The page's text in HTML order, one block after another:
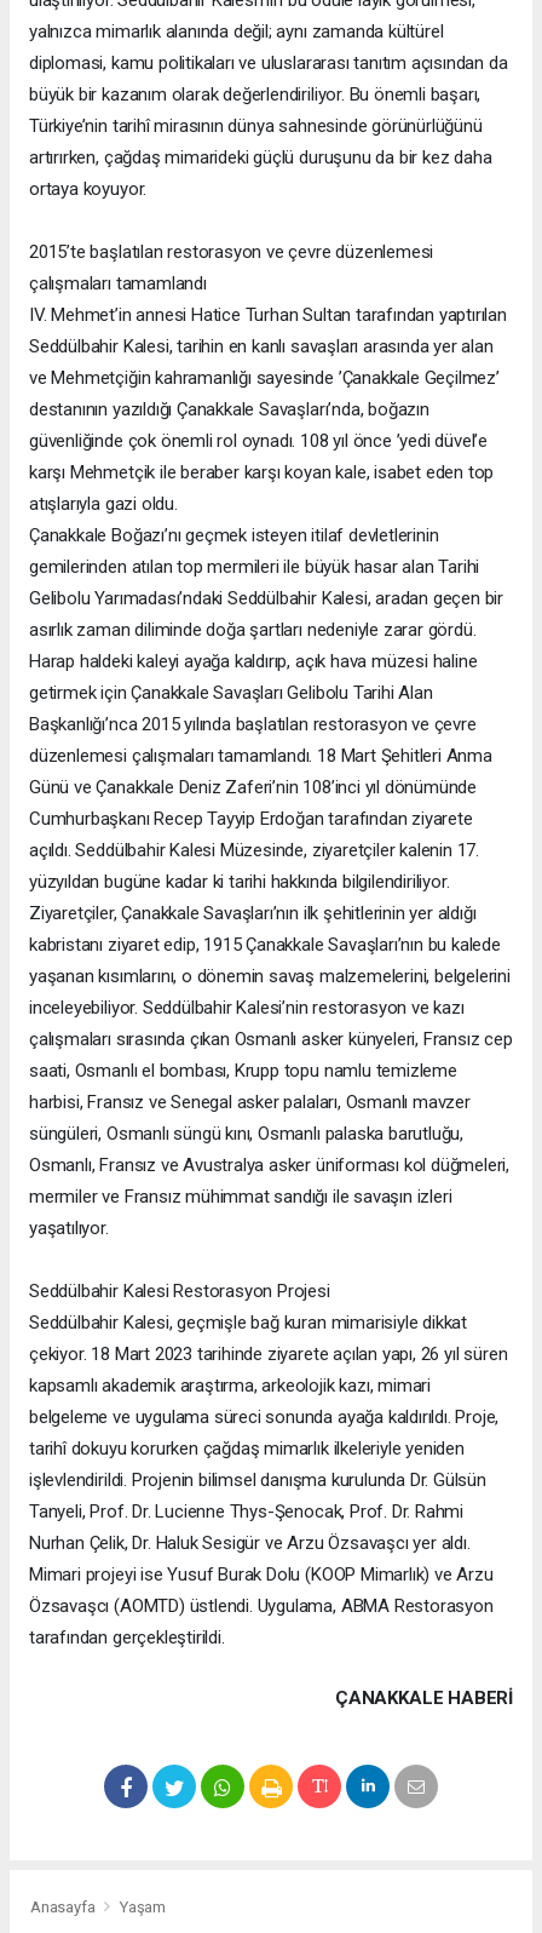
yalnızca mimarlık alanında değil; aynı zamanda kültürel
diplomasi, kamu politikaları ve uluslararası tanıtım açısından da
büyük bir kazanım olarak değerlendiriliyor. Bu önemli başarı,
Türkiye’nin tarihî mirasının dünya sahnesinde görünürlüğünü
artırırken, çağdaş mimarideki güçlü duruşunu da bir kez daha
ortaya koyuyor.
2015’te başlatılan restorasyon ve çevre düzenlemesi
çalışmaları tamamlandı
IV. Mehmet’in annesi Hatice Turhan Sultan tarafından yaptırılan
Seddülbahir Kalesi, tarihin en kanlı savaşları arasında yer alan
ve Mehmetçiğin kahramanlığı sayesinde ’Çanakkale Geçilmez’
destanının yazıldığı Çanakkale Savaşları’nda, boğazın
güvenliğinde çok önemli rol oynadı. 108 yıl önce ’yedi düvel’e
karşı Mehmetçik ile beraber karşı koyan kale, isabet eden top
atışlarıyla gazi oldu.
Çanakkale Boğazı’nı geçmek isteyen itilaf devletlerinin
gemilerinden atılan top mermileri ile büyük hasar alan Tarihi
Gelibolu Yarımadası’ndaki Seddülbahir Kalesi, aradan geçen bir
asırlık zaman diliminde doğa şartları nedeniyle zarar gördü.
Harap haldeki kaleyi ayağa kaldırıp, açık hava müzesi haline
getirmek için Çanakkale Savaşları Gelibolu Tarihi Alan
Başkanlığı’nca 2015 yılında başlatılan restorasyon ve çevre
düzenlemesi çalışmaları tamamlandı. 18 Mart Şehitleri Anma
Günü ve Çanakkale Deniz Zaferi’nin 108’inci yıl dönümünde
Cumhurbaşkanı Recep Tayyip Erdoğan tarafından ziyarete
açıldı. Seddülbahir Kalesi Müzesinde, ziyaretçiler kalenin 17.
yüzyıldan bugüne kadar ki tarihi hakkında bilgilendiriliyor.
Ziyaretçiler, Çanakkale Savaşları’nın ilk şehitlerinin yer aldığı
kabristanı ziyaret edip, 1915 Çanakkale Savaşları’nın bu kalede
yaşanan kısımlarını, o dönemin savaş malzemelerini, belgelerini
inceleyebiliyor. Seddülbahir Kalesi’nin restorasyon ve kazı
çalışmaları sırasında çıkan Osmanlı asker künyeleri, Fransız cep
saati, Osmanlı el bombası, Krupp topu namlu temizleme
harbisi, Fransız ve Senegal asker palaları, Osmanlı mavzer
süngüleri, Osmanlı süngü kını, Osmanlı palaska barutluğu,
Osmanlı, Fransız ve Avustralya asker üniforması kol düğmeleri,
mermiler ve Fransız mühimmat sandığı ile savaşın izleri
yaşatılıyor.
Seddülbahir Kalesi Restorasyon Projesi
Seddülbahir Kalesi, geçmişle bağ kuran mimarisiyle dikkat
çekiyor. 18 Mart 2023 tarihinde ziyarete açılan yapı, 26 yıl süren
kapsamlı akademik araştırma, arkeolojik kazı, mimari
belgeleme ve uygulama süreci sonunda ayağa kaldırıldı. Proje,
tarihî dokuyu korurken çağdaş mimarlık ilkeleriyle yeniden
işlevlendirildi. Projenin bilimsel danışma kurulunda Dr. Gülsün
Tanyeli, Prof. Dr. Lucienne Thys-Şenocak, Prof. Dr. Rahmi
Nurhan Çelik, Dr. Haluk Sesigür ve Arzu Özsavaşcı yer aldı.
Mimari projeyi ise Yusuf Burak Dolu (KOOP Mimarlık) ve Arzu
Özsavaşcı (AOMTD) üstlendi. Uygulama, ABMA Restorasyon
tarafından gerçekleştirildi.
ÇANAKKALE HABERİ
Anasayfa Yaşam